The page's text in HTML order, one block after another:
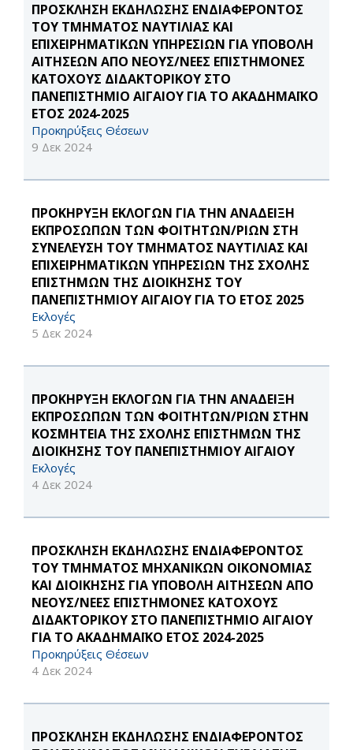
ΠΡΟΣΚΛΗΣΗ ΕΚΔΗΛΩΣΗΣ ΕΝΔΙΑΦΕΡΟΝΤΟΣ
ΤΟΥ ΤΜΗΜΑΤΟΣ ΝΑΥΤΙΛΙΑΣ ΚΑΙ
ΕΠΙΧΕΙΡΗΜΑΤΙΚΩΝ ΥΠΗΡΕΣΙΩΝ ΓΙΑ ΥΠΟΒΟΛΗ
ΑΙΤΗΣΕΩΝ ΑΠΟ ΝΕΟΥΣ/ΝΕΕΣ ΕΠΙΣΤΗΜΟΝΕΣ
ΚΑΤΟΧΟΥΣ ΔΙΔΑΚΤΟΡΙΚΟΥ ΣΤΟ
ΠΑΝΕΠΙΣΤΗΜΙΟ ΑΙΓΑΙΟΥ ΓΙΑ ΤΟ ΑΚΑΔΗΜΑΪΚΟ
ΕΤΟΣ 2024-2025
Προκηρύξεις Θέσεων
9 Δεκ 2024
ΠΡΟΚΗΡΥΞΗ ΕΚΛΟΓΩΝ ΓΙΑ ΤΗΝ ΑΝΑΔΕΙΞΗ
ΕΚΠΡΟΣΩΠΩΝ ΤΩΝ ΦΟΙΤΗΤΩΝ/ΡΙΩΝ ΣΤΗ
ΣΥΝΕΛΕΥΣΗ ΤΟΥ ΤΜΗΜΑΤΟΣ ΝΑΥΤΙΛΙΑΣ ΚΑΙ
ΕΠΙΧΕΙΡΗΜΑΤΙΚΩΝ ΥΠΗΡΕΣΙΩΝ ΤΗΣ ΣΧΟΛΗΣ
ΕΠΙΣΤΗΜΩΝ ΤΗΣ ΔΙΟΙΚΗΣΗΣ ΤΟΥ
ΠΑΝΕΠΙΣΤΗΜΙΟΥ ΑΙΓΑΙΟΥ ΓΙΑ ΤΟ ΕΤΟΣ 2025
Εκλογές
5 Δεκ 2024
ΠΡΟΚΗΡΥΞΗ ΕΚΛΟΓΩΝ ΓΙΑ ΤΗΝ ΑΝΑΔΕΙΞΗ
ΕΚΠΡΟΣΩΠΩΝ ΤΩΝ ΦΟΙΤΗΤΩΝ/ΡΙΩΝ ΣΤΗΝ
ΚΟΣΜΗΤΕΙΑ ΤΗΣ ΣΧΟΛΗΣ ΕΠΙΣΤΗΜΩΝ ΤΗΣ
ΔΙΟΙΚΗΣΗΣ ΤΟΥ ΠΑΝΕΠΙΣΤΗΜΙΟΥ ΑΙΓΑΙΟΥ
Εκλογές
4 Δεκ 2024
ΠΡΟΣΚΛΗΣΗ ΕΚΔΗΛΩΣΗΣ ΕΝΔΙΑΦΕΡΟΝΤΟΣ
ΤΟΥ ΤΜΗΜΑΤΟΣ ΜΗΧΑΝΙΚΩΝ ΟΙΚΟΝΟΜΙΑΣ
ΚΑΙ ΔΙΟΙΚΗΣΗΣ ΓΙΑ ΥΠΟΒΟΛΗ ΑΙΤΗΣΕΩΝ ΑΠΟ
ΝΕΟΥΣ/ΝΕΕΣ ΕΠΙΣΤΗΜΟΝΕΣ ΚΑΤΟΧΟΥΣ
ΔΙΔΑΚΤΟΡΙΚΟΥ ΣΤΟ ΠΑΝΕΠΙΣΤΗΜΙΟ ΑΙΓΑΙΟΥ
ΓΙΑ ΤΟ ΑΚΑΔΗΜΑΪΚΟ ΕΤΟΣ 2024-2025
Προκηρύξεις Θέσεων
4 Δεκ 2024
ΠΡΟΣΚΛΗΣΗ ΕΚΔΗΛΩΣΗΣ ΕΝΔΙΑΦΕΡΟΝΤΟΣ